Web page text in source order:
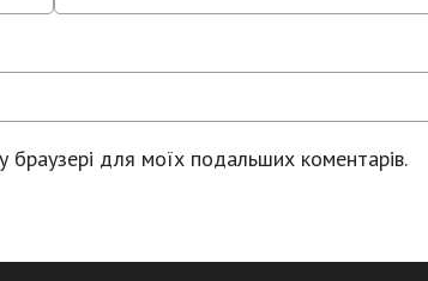
для моїх подальших коментарів.